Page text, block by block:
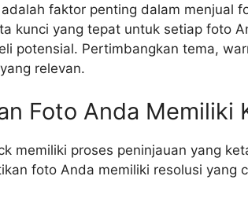
faktor penting dalam menjual
kunci yang tepat untuk setiap foto
potensial. Pertimbangkan tema,
relevan.
Foto Anda Memiliki
memiliki proses peninjauan yang
foto Anda memiliki resolusi yang